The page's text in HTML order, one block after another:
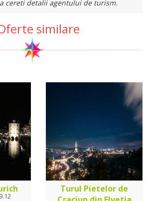
cereti detalii agentului de turism.
similare
Turul Pietelor de